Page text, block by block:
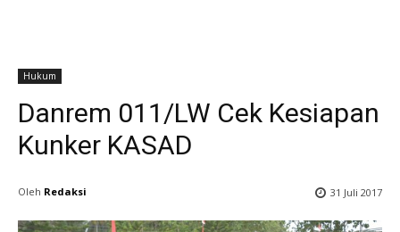
Hukum
Danrem 011/LW Cek Kesiapan
Kunker KASAD
Oleh Redaksi 31 Juli 2017